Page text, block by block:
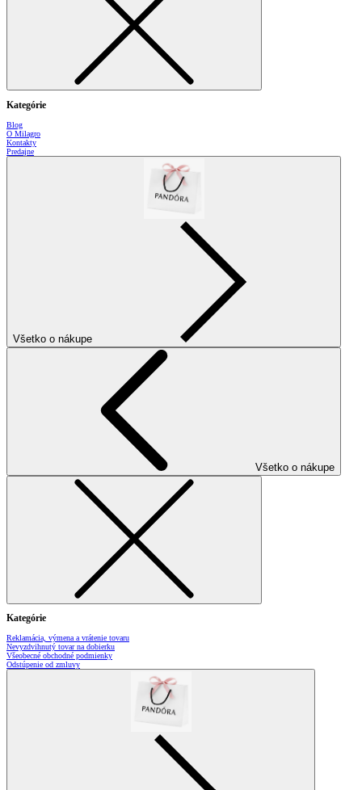
Kategórie
Blog
O Milagro
Kontakty
Predajne
Všetko o nákupe
Všetko o nákupe
Kategórie
Reklamácia, výmena a vrátenie tovaru
Nevyzdvihnutý tovar na dobierku
Všeobecné obchodné podmienky
Odstúpenie od zmluvy